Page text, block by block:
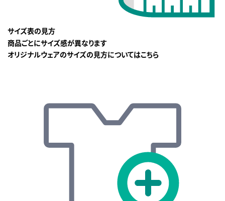
サイズ表の見方
商品ごとにサイズ感が異なります
オリジナルウェアのサイズの見方についてはこちら